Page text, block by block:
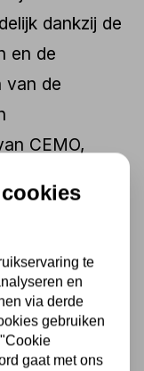
dankzij de
en de
van de
CEMO,
belangrijk
bij CEMO zijn
containers die
om lekkages
wordt
verspreiden
te
en
via derde
gebruiken
gaat met ons